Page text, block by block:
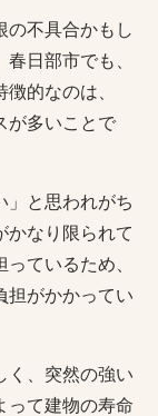
の不具合かもし
日部市でも、
的なのは、
が多いことで
」と思われがち
かなり限られて
ているため、
担がかかってい
く、突然の強い
って建物の寿命